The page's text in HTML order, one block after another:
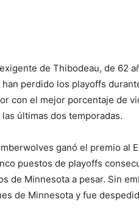
de Thibodeau, de 62
perdido los playoffs
con el mejor porcentaje de
últimas dos temporadas.
ganó el premio al
puestos de playoffs
de Minnesota a pesar. Sin
de Minnesota y fue